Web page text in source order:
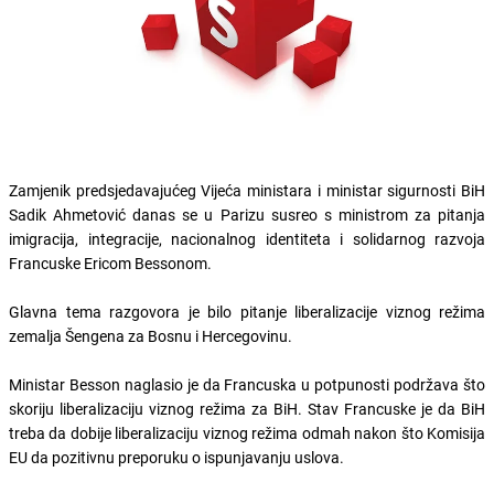
Zamjenik predsjedavajućeg Vijeća ministara i ministar sigurnosti BiH
Sadik Ahmetović danas se u Parizu susreo s ministrom za pitanja
imigracija, integracije, nacionalnog identiteta i solidarnog razvoja
Francuske Ericom Bessonom.
Glavna tema razgovora je bilo pitanje liberalizacije viznog režima
zemalja Šengena za Bosnu i Hercegovinu.
Ministar Besson naglasio je da Francuska u potpunosti podržava što
skoriju liberalizaciju viznog režima za BiH. Stav Francuske je da BiH
treba da dobije liberalizaciju viznog režima odmah nakon što Komisija
EU da pozitivnu preporuku o ispunjavanju uslova.